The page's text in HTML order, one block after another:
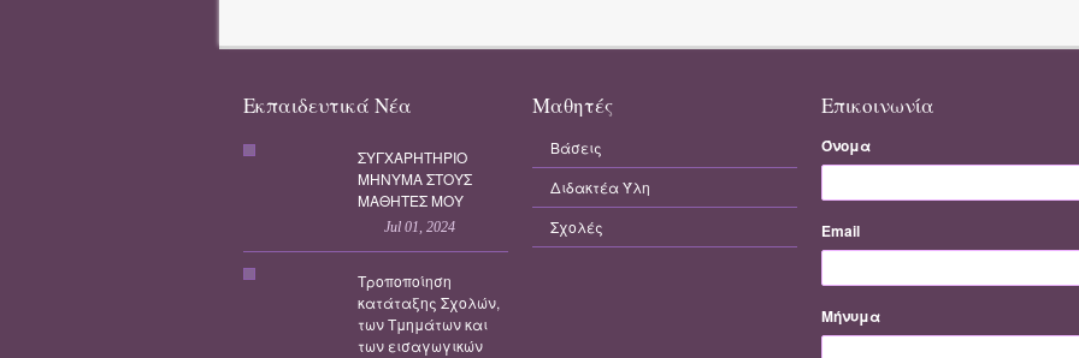
Εκπαιδευτικά Νέα
ΣΥΓΧΑΡΗΤΗΡΙΟ
ΜΗΝΥΜΑ ΣΤΟΥΣ
ΜΑΘΗΤΕΣ ΜΟΥ
Jul 01, 2024
Τροποποίηση
κατάταξης Σχολών,
των Τμημάτων και
των εισαγωγικών
Μαθητές
Βάσεις
Διδακτέα Ύλη
Σχολές
Επικοινωνία
Όνομα
Email
Μήνυμα